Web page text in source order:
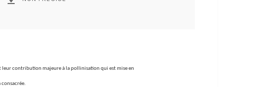
contribution majeure à la pollinisation qui est mise en